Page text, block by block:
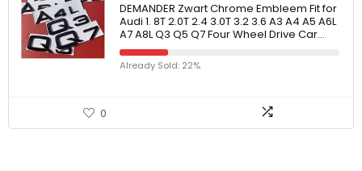
DEMANDER Zwart Chrome Embleem Fit for
Audi 1. 8T 2.0T 2.4 3.0T 3.2 3.6 A3 A4 A5 A6L
A7 A8L Q3 Q5 Q7 Four Wheel Drive Car…
Already Sold: 22%
0